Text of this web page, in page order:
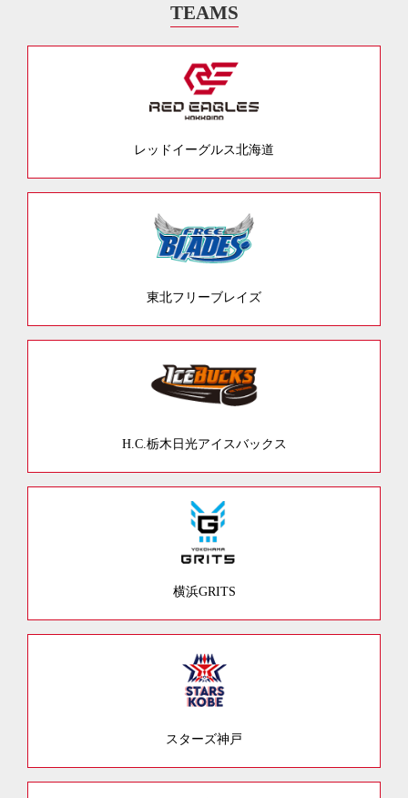
TEAMS
レッドイーグルス北海道
東北フリーブレイズ
H.C.栃木日光アイスバックス
横浜GRITS
スターズ神戸